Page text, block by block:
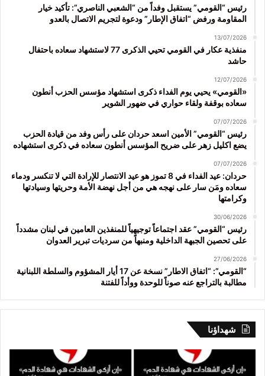
رئيس “القومي” يستقبل وفداً من “الشعبي الناصري”: تأكيد خيار
المقاومة ورفض “اتفاق الإطار” ودعوة لتجريم الاتصال بالعدو
13/07/2026
منفذية عكار في القومي تحيي الذكرى 77 لاستشهاد سعاده باحتفال
حاشد
12/07/2026
«القومي» يحيي يوم الفداء ذكرى استشهاد مؤسس الحزب أنطون
سعاده بوقفة ولقاء حواري في ضهور الشوير
07/07/2026
رئيس “القومي” الأمين اسعد حردان على رأس وفد من قيادة الحزب
يضع اكليل زهر على ضريح المؤسس أنطون سعاده في ذكرى استشهاده
07/07/2026
حردان: عيد الفداء في 8 تموز هو عيد الانتصار للإرادة التي لا تنكسر ودماء
سعاده ومَن سار على نهجه هي من أجل نهضة الأمة وحريتها وسيادتها
وكرامتها
30/06/2026
رئيس “القومي” عقد اجتماعاً توجيهياً للمنفذين العامين في لبنان مشدداً
على تحصين الجبهة الداخلية ومنبهاً من سرديات تبرير العدوان
27/06/2026
“القومي”: “اتفاق الاطار” نسخة عن 17 أيار المشؤوم والسلطة اللبنانية
مطالبة بالتراجع عنه صوناً للوحدة ووأداً للفتنة
شهداؤنا